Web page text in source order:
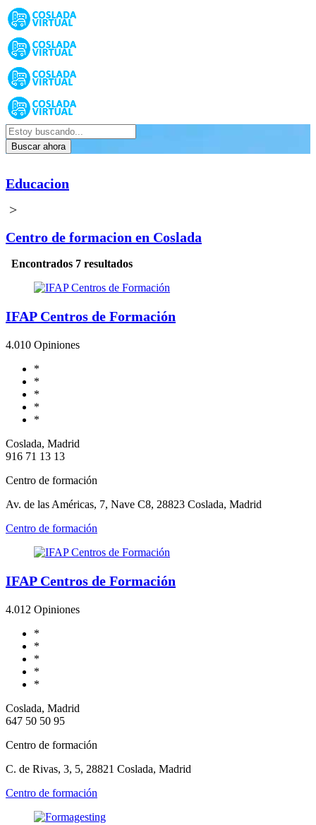
Buscar ahora
Educacion
>
Centro de formacion en Coslada
Encontrados 7 resultados
IFAP Centros de Formación
4.010 Opiniones
*
*
*
*
*
Coslada, Madrid
916 71 13 13
Centro de formación
Av. de las Américas, 7, Nave C8, 28823 Coslada, Madrid
Centro de formación
IFAP Centros de Formación
4.012 Opiniones
*
*
*
*
*
Coslada, Madrid
647 50 50 95
Centro de formación
C. de Rivas, 3, 5, 28821 Coslada, Madrid
Centro de formación